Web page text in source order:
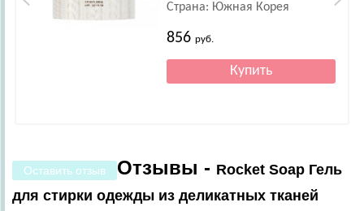
Страна: Южная Корея
856руб.
Оставить отзыв Отзывы - Rocket Soap Гель
для стирки одежды из деликатных тканей